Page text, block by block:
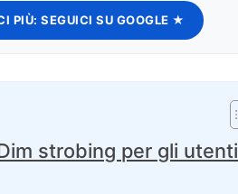
PIÙ: SEGUICI SU GOOGLE ★
strobing per gli utenti